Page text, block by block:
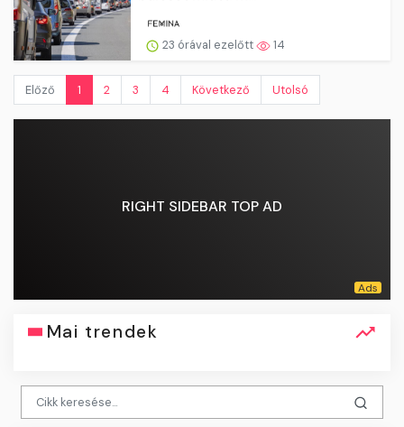
23 órával ezelőtt 14
Előző 1 2 3 4 Következő Utolsó
RIGHT SIDEBAR TOP AD
Mai trendek